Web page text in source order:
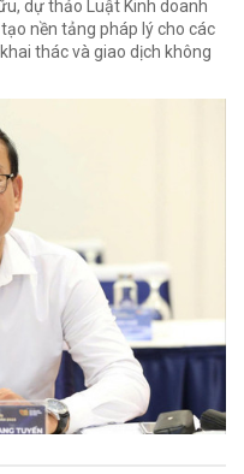
dự thảo Luật Kinh doanh
nền tảng pháp lý cho các
thác và giao dịch không